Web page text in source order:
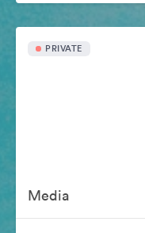
PRIVATE
Media